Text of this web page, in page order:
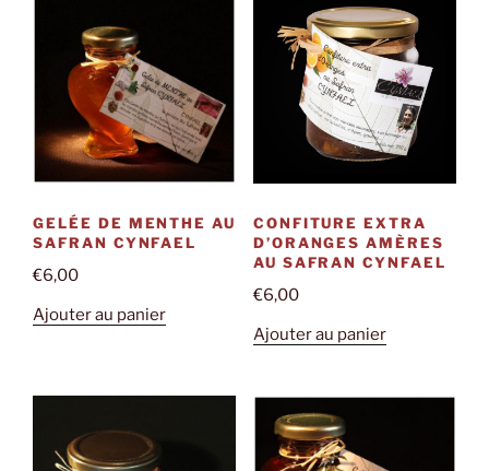
GELÉE DE MENTHE AU
SAFRAN CYNFAEL
€6,00
Ajouter au panier
CONFITURE EXTRA
D’ORANGES AMÈRES
AU SAFRAN CYNFAEL
€6,00
Ajouter au panier